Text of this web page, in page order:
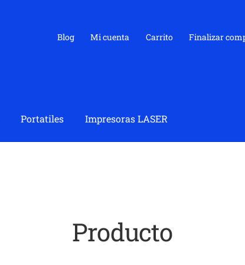
Blog Mi cuenta Carrito Finalizar
Portatiles Impresoras LASER
Producto